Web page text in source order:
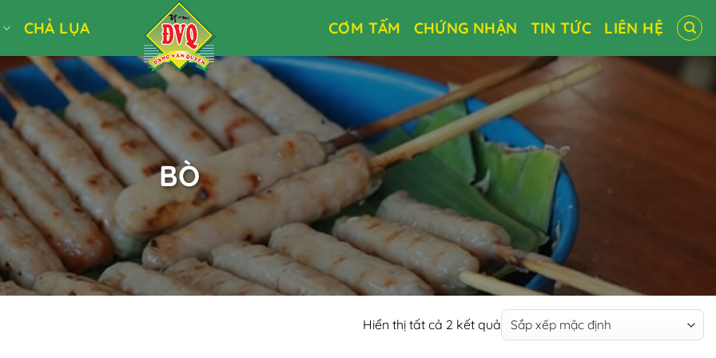
CHẢ LỤA CƠM TẤM CHỨNG NHẬN TIN TỨC LIÊN HỆ
BÒ
Hiển thị tất cả 2 kết quả